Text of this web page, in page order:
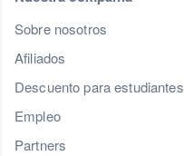
Sobre nosotros
Afiliados
Descuento para estudiantes
Empleo
Partners